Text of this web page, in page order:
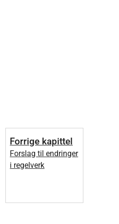
Forrige kapittel
Forslag til endringer
i regelverk